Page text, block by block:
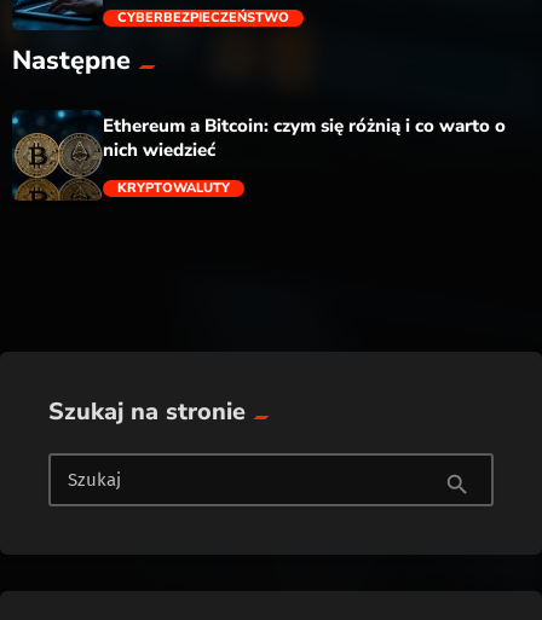
trending_flat
CYBERBEZPIECZEŃSTWO
Następne
Ethereum a Bitcoin: czym się różnią i co warto o
nich wiedzieć
KRYPTOWALUTY
Szukaj na stronie
Szukaj search